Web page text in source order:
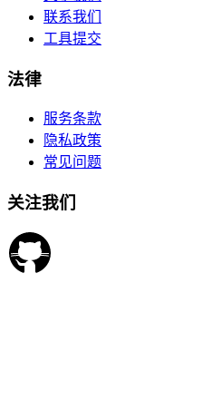
联系我们
工具提交
法律
服务条款
隐私政策
常见问题
关注我们